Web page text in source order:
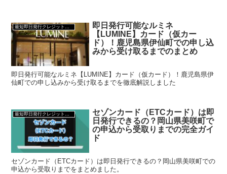
最短即日発行クレジットカード
即日発行可能なルミネ
【LUMINE】カード（仮カー
ド）！鹿児島県伊仙町での申し込
みから受け取るまでのまとめ
即日発行可能なルミネ【LUMINE】カード（仮カード）！鹿児島県伊
仙町での申し込みから受け取るまでを徹底解説しました
セゾンカード（ETCカード）は即
日発行できるの？岡山県美咲町で
の申込から受取りまでの完全ガイ
ド
セゾンカード（ETCカード）は即日発行できるの？岡山県美咲町での
申込から受取りまでをまとめました。